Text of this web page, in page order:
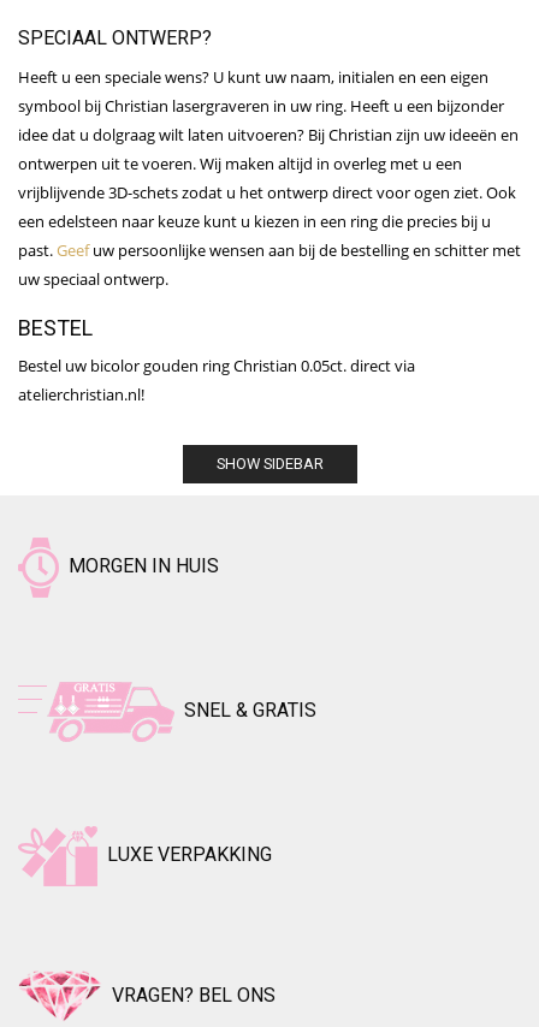
SPECIAAL ONTWERP?
Heeft u een speciale wens? U kunt uw naam, initialen en een eigen
symbool bij Christian lasergraveren in uw ring. Heeft u een bijzonder
idee dat u dolgraag wilt laten uitvoeren? Bij Christian zijn uw ideeën en
ontwerpen uit te voeren. Wij maken altijd in overleg met u een
vrijblijvende 3D-schets zodat u het ontwerp direct voor ogen ziet. Ook
een edelsteen naar keuze kunt u kiezen in een ring die precies bij u
past.Geefuw persoonlijke wensen aan bij de bestelling en schitter met
uw speciaal ontwerp.
BESTEL
Bestel uw bicolor gouden ring Christian 0.05ct. direct via
atelierchristian.nl!
SHOW SIDEBAR
MORGEN IN HUIS
SNEL & GRATIS
LUXE VERPAKKING
VRAGEN? BEL ONS